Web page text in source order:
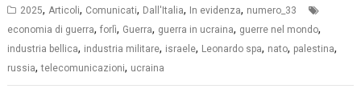
2025, Articoli, Comunicati, Dall'Italia, In evidenza, numero_33
economia di guerra,forlì, Guerra, guerra in ucraina, guerre nel mondo,
industria bellica, industria militare, israele, Leonardo spa, nato, palestina,
russia,telecomunicazioni, ucraina